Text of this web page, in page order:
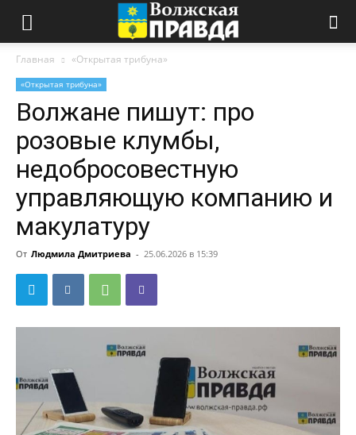
Главная «Открытая трибуна»
«Открытая трибуна»
Волжане пишут: про
розовые клумбы,
недобросовестную
управляющую компанию и
макулатуру
От Людмила Дмитриева - 25.06.2026 в 15:39